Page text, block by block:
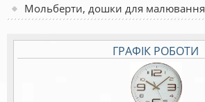
Мольберти, дошки для малювання
ГРАФІК РОБОТИ